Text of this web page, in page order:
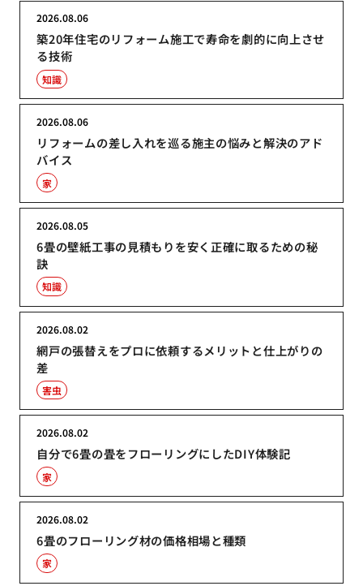
築20年住宅のリフォーム施工で寿命を劇的に向上させ
る技術
2026.08.06
知識
リフォームの差し入れを巡る施主の悩みと解決のアド
バイス
2026.08.06
家
6畳の壁紙工事の見積もりを安く正確に取るための秘
訣
2026.08.05
知識
網戸の張替えをプロに依頼するメリットと仕上がりの
差
2026.08.02
害虫
自分で6畳の畳をフローリングにしたDIY体験記
2026.08.02
家
6畳のフローリング材の価格相場と種類
2026.08.02
家